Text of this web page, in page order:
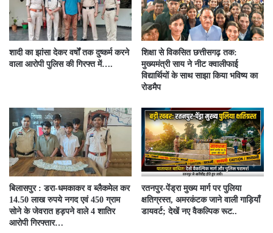
शादी का झांसा देकर वर्षों तक दुष्कर्म करने
वाला आरोपी पुलिस की गिरफ्त में….
शिक्षा से विकसित छत्तीसगढ़ तक:
मुख्यमंत्री साय ने नीट क्वालीफाई
विद्यार्थियों के साथ साझा किया भविष्य का
रोडमैप
बिलासपुर : डरा-धमकाकर व ब्लैकमेल कर
14.50 लाख रुपये नगद एवं 450 ग्राम
सोने के जेवरात हड़पने वाले 4 शातिर
आरोपी गिरफ्तार…
रतनपुर-पेंड्रा मुख्य मार्ग पर पुलिया
क्षतिग्रस्त, अमरकंटक जाने वाली गाड़ियाँ
डायवर्ट; देखें नए वैकल्पिक रूट..